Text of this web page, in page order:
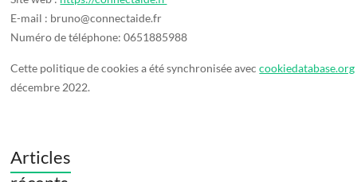
E-mail : bruno@connectaide.fr
Numéro de téléphone: 0651885988
Cette politique de cookies a été synchronisée aveccookiedatabase.org
décembre 2022.
Articles